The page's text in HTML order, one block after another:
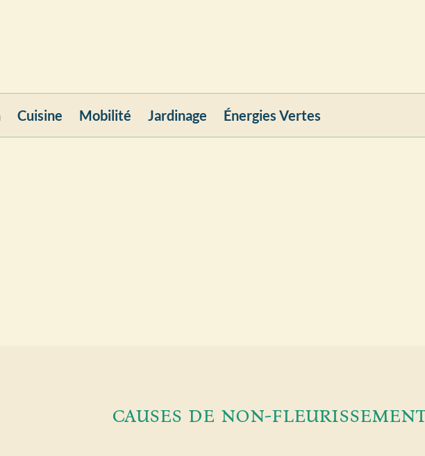
Cuisine Mobilité Jardinage Énergies Vertes
causes de non-